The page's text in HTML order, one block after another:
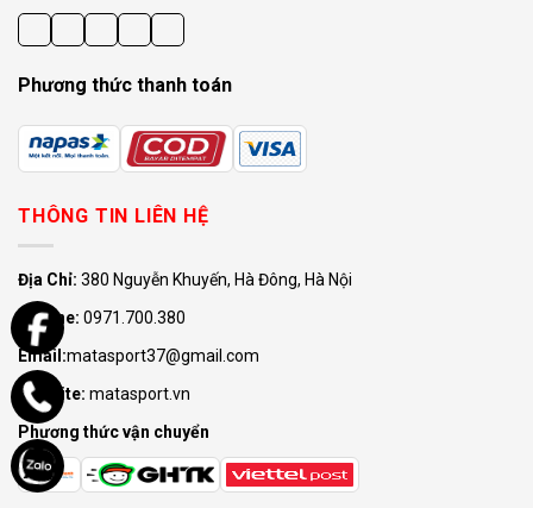
Phương thức thanh toán
THÔNG TIN LIÊN HỆ
Địa Chỉ: 380 Nguyễn Khuyến, Hà Đông, Hà Nội
Hotline: 0971.700.380
Email:matasport37@gmail.com
Website: matasport.vn
Phương thức vận chuyển